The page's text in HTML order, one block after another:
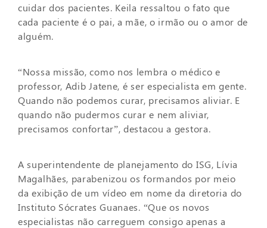
cuidar dos pacientes. Keila ressaltou o fato que
cada paciente é o pai, a mãe, o irmão ou o amor de
alguém.
“Nossa missão, como nos lembra o médico e
professor, Adib Jatene, é ser especialista em gente.
Quando não podemos curar, precisamos aliviar. E
quando não pudermos curar e nem aliviar,
precisamos confortar”, destacou a gestora.
A superintendente de planejamento do ISG, Lívia
Magalhães, parabenizou os formandos por meio
da exibição de um vídeo em nome da diretoria do
Instituto Sócrates Guanaes. “Que os novos
especialistas não carreguem consigo apenas a